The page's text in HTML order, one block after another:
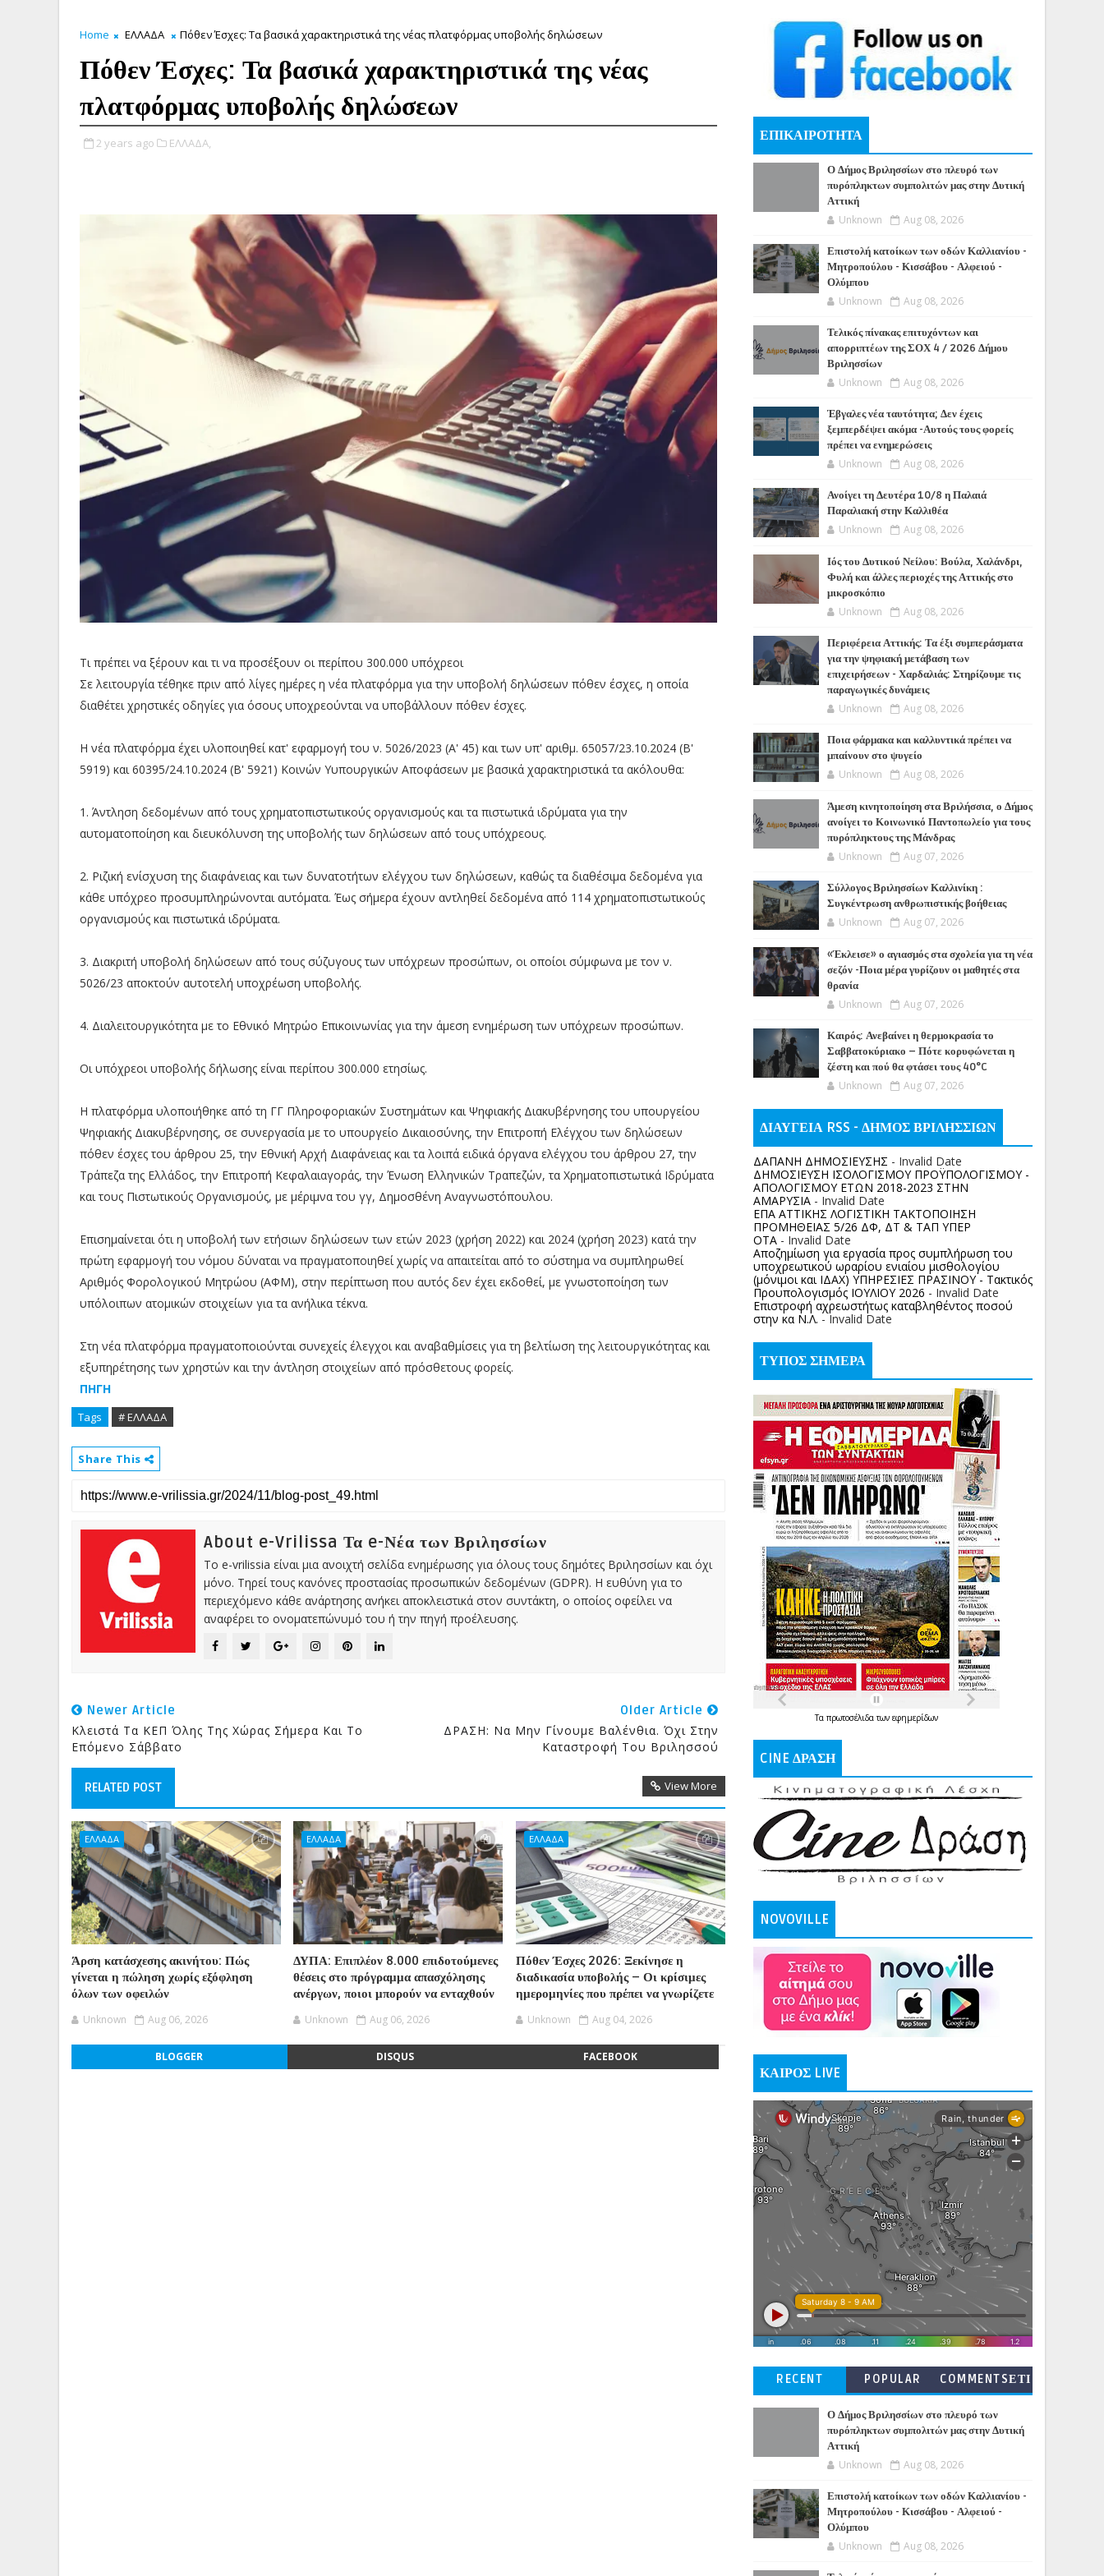
Home ΕΛΛΑΔΑ Πόθεν Έσχες: Τα βασικά χαρακτηριστικά της νέας πλατφόρμας υποβολής δηλώσεων
Πόθεν Έσχες: Τα βασικά χαρακτηριστικά της νέας
πλατφόρμας υποβολής δηλώσεων
2 years ago ΕΛΛΑΔΑ,
Τι πρέπει να ξέρουν και τι να προσέξουν οι περίπου 300.000 υπόχρεοι
Σε λειτουργία τέθηκε πριν από λίγες ημέρες η νέα πλατφόρμα για την υποβολή δηλώσεων πόθεν έσχες, η οποία
διαθέτει χρηστικές οδηγίες για όσους υποχρεούνται να υποβάλλουν πόθεν έσχες.
Η νέα πλατφόρμα έχει υλοποιηθεί κατ' εφαρμογή του ν. 5026/2023 (Α' 45) και των υπ' αριθμ. 65057/23.10.2024 (Β'
5919) και 60395/24.10.2024 (Β' 5921) Κοινών Υυπουργικών Αποφάσεων με βασικά χαρακτηριστικά τα ακόλουθα:
1. Άντληση δεδομένων από τους χρηματοπιστωτικούς οργανισμούς και τα πιστωτικά ιδρύματα για την
αυτοματοποίηση και διευκόλυνση της υποβολής των δηλώσεων από τους υπόχρεους.
2. Ριζική ενίσχυση της διαφάνειας και των δυνατοτήτων ελέγχου των δηλώσεων, καθώς τα διαθέσιμα δεδομένα για
κάθε υπόχρεο προσυμπληρώνονται αυτόματα. Έως σήμερα έχουν αντληθεί δεδομένα από 114 χρηματοπιστωτικούς
οργανισμούς και πιστωτικά ιδρύματα.
3. Διακριτή υποβολή δηλώσεων από τους σύζυγους των υπόχρεων προσώπων, οι οποίοι σύμφωνα με τον ν.
5026/23 αποκτούν αυτοτελή υποχρέωση υποβολής.
4. Διαλειτουργικότητα με το Εθνικό Μητρώο Επικοινωνίας για την άμεση ενημέρωση των υπόχρεων προσώπων.
Οι υπόχρεοι υποβολής δήλωσης είναι περίπου 300.000 ετησίως.
Η πλατφόρμα υλοποιήθηκε από τη ΓΓ Πληροφοριακών Συστημάτων και Ψηφιακής Διακυβέρνησης του υπουργείου
Ψηφιακής Διακυβέρνησης, σε συνεργασία με το υπουργείο Δικαιοσύνης, την Επιτροπή Ελέγχου των δηλώσεων
πόθεν έσχες του άρθρου 25, την Εθνική Αρχή Διαφάνειας και τα λοιπά ειδικά όργανα ελέγχου του άρθρου 27, την
Τράπεζα της Ελλάδος, την Επιτροπή Κεφαλαιαγοράς, την Ένωση Ελληνικών Τραπεζών, τα Χρηματοπιστωτικά Ιδρύματα
και τους Πιστωτικούς Οργανισμούς, με μέριμνα του γγ, Δημοσθένη Αναγνωστόπουλου.
Επισημαίνεται ότι η υποβολή των ετήσιων δηλώσεων των ετών 2023 (χρήση 2022) και 2024 (χρήση 2023) κατά την
πρώτη εφαρμογή του νόμου δύναται να πραγματοποιηθεί χωρίς να απαιτείται από το σύστημα να συμπληρωθεί
Αριθμός Φορολογικού Μητρώου (ΑΦΜ), στην περίπτωση που αυτός δεν έχει εκδοθεί, με γνωστοποίηση των
υπόλοιπων ατομικών στοιχείων για τα ανήλικα τέκνα.
Στη νέα πλατφόρμα πραγματοποιούνται συνεχείς έλεγχοι και αναβαθμίσεις για τη βελτίωση της λειτουργικότητας και
εξυπηρέτησης των χρηστών και την άντληση στοιχείων από πρόσθετους φορείς.
ΠΗΓΗ
Tags # ΕΛΛΑΔΑ
Share This
About e-Vrilissa Τα e-Νέα των Βριλησσίων
Το e-vrilissia είναι μια ανοιχτή σελίδα ενημέρωσης για όλους τους δημότες Βριλησσίων και όχι
μόνο. Τηρεί τους κανόνες προστασίας προσωπικών δεδομένων (GDPR). Η ευθύνη για το
περιεχόμενο κάθε ανάρτησης ανήκει αποκλειστικά στον συντάκτη, ο οποίος οφείλει να
αναφέρει το ονοματεπώνυμό του ή την πηγή προέλευσης.
Newer Article
Κλειστά Τα ΚΕΠ Όλης Της Χώρας Σήμερα Και Το
Επόμενο Σάββατο
Older Article
ΔΡΑΣΗ: Να Μην Γίνουμε Βαλένθια. Όχι Στην
Καταστροφή Του Βριλησσού
RELATED POST View More
ΕΛΛΑΔΑ
Άρση κατάσχεσης ακινήτου: Πώς
γίνεται η πώληση χωρίς εξόφληση
όλων των οφειλών
Unknown Aug 06, 2026
ΕΛΛΑΔΑ
ΔΥΠΑ: Επιπλέον 8.000 επιδοτούμενες
θέσεις στο πρόγραμμα απασχόλησης
ανέργων, ποιοι μπορούν να ενταχθούν
Unknown Aug 06, 2026
ΕΛΛΑΔΑ
Πόθεν Έσχες 2026: Ξεκίνησε η
διαδικασία υποβολής – Οι κρίσιμες
ημερομηνίες που πρέπει να γνωρίζετε
Unknown Aug 04, 2026
BLOGGER DISQUS FACEBOOK
ΕΠΙΚΑΙΡΟΤΗΤΑ
Ο Δήμος Βριλησσίων στο πλευρό των
πυρόπληκτων συμπολιτών μας στην Δυτική
Αττική
Unknown Aug 08, 2026
Επιστολή κατοίκων των οδών Καλλιανίου -
Μητροπούλου - Κισσάβου - Αλφειού -
Ολύμπου
Unknown Aug 08, 2026
Τελικός πίνακας επιτυχόντων και
απορριπτέων της ΣΟΧ 4 / 2026 Δήμου
Βριλησσίων
Unknown Aug 08, 2026
Έβγαλες νέα ταυτότητα; Δεν έχεις
ξεμπερδέψει ακόμα -Αυτούς τους φορείς
πρέπει να ενημερώσεις
Unknown Aug 08, 2026
Ανοίγει τη Δευτέρα 10/8 η Παλαιά
Παραλιακή στην Καλλιθέα
Unknown Aug 08, 2026
Ιός του Δυτικού Νείλου: Βούλα, Χαλάνδρι,
Φυλή και άλλες περιοχές της Αττικής στο
μικροσκόπιο
Unknown Aug 08, 2026
Περιφέρεια Αττικής: Τα έξι συμπεράσματα
για την ψηφιακή μετάβαση των
επιχειρήσεων - Χαρδαλιάς: Στηρίζουμε τις
παραγωγικές δυνάμεις
Unknown Aug 08, 2026
Ποια φάρμακα και καλλυντικά πρέπει να
μπαίνουν στο ψυγείο
Unknown Aug 08, 2026
Άμεση κινητοποίηση στα Βριλήσσια, ο Δήμος
ανοίγει το Κοινωνικό Παντοπωλείο για τους
πυρόπληκτους της Μάνδρας
Unknown Aug 07, 2026
Σύλλογος Βριλησσίων Καλλινίκη :
Συγκέντρωση ανθρωπιστικής βοήθειας
Unknown Aug 07, 2026
«Έκλεισε» ο αγιασμός στα σχολεία για τη νέα
σεζόν -Ποια μέρα γυρίζουν οι μαθητές στα
θρανία
Unknown Aug 07, 2026
Καιρός: Ανεβαίνει η θερμοκρασία το
Σαββατοκύριακο – Πότε κορυφώνεται η
ζέστη και πού θα φτάσει τους 40°C
Unknown Aug 07, 2026
ΔΙΑΥΓΕΙΑ RSS - ΔΗΜΟΣ ΒΡΙΛΗΣΣΙΩΝ
ΔΑΠΑΝΗ ΔΗΜΟΣΙΕΥΣΗΣ - Invalid Date
ΔΗΜΟΣΙΕΥΣΗ ΙΣΟΛΟΓΙΣΜΟΥ ΠΡΟΫΠΟΛΟΓΙΣΜΟΥ -
ΑΠΟΛΟΓΙΣΜΟΥ ΕΤΩΝ 2018-2023 ΣΤΗΝ
ΑΜΑΡΥΣΙΑ - Invalid Date
ΕΠΑ ΑΤΤΙΚΗΣ ΛΟΓΙΣΤΙΚΗ ΤΑΚΤΟΠΟΙΗΣΗ
ΠΡΟΜΗΘΕΙΑΣ 5/26 ΔΦ, ΔΤ & ΤΑΠ ΥΠΕΡ
ΟΤΑ - Invalid Date
Αποζημίωση για εργασία προς συμπλήρωση του
υποχρεωτικού ωραρίου ενιαίου μισθολογίου
(μόνιμοι και ΙΔΑΧ) ΥΠΗΡΕΣΙΕΣ ΠΡΑΣΙΝΟΥ - Τακτικός
Προυπολογισμός ΙΟΥΛΙΟΥ 2026 - Invalid Date
Επιστροφή αχρεωστήτως καταβληθέντος ποσoύ
στην κα Ν.Λ. - Invalid Date
ΤΥΠΟΣ ΣΗΜΕΡΑ
Τα πρωτοσέλιδατων εφημερίδων
CINE ΔΡΑΣΗ
NOVOVILLE
ΚΑΙΡΟΣ LIVE
RECENT POPULAR
COMMENTSΕΤΙ
Ο Δήμος Βριλησσίων στο πλευρό των
πυρόπληκτων συμπολιτών μας στην Δυτική
Αττική
Unknown Aug 08, 2026
Επιστολή κατοίκων των οδών Καλλιανίου -
Μητροπούλου - Κισσάβου - Αλφειού -
Ολύμπου
Unknown Aug 08, 2026